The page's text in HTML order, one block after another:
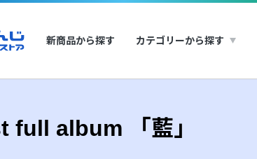
新商品から探す カテゴリーから探す
full album 「藍」